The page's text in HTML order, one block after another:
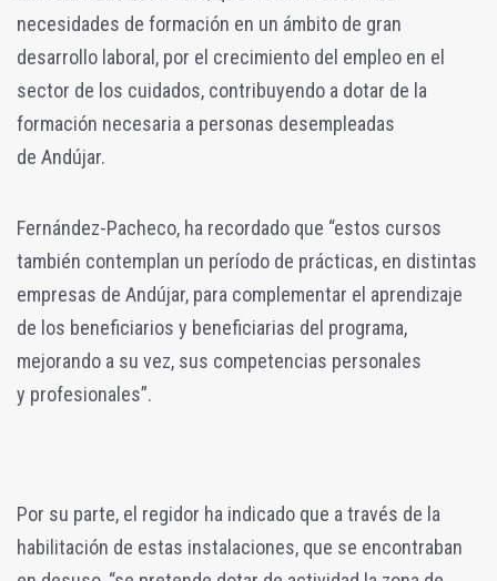
necesidades de formación en un ámbito de gran
desarrollo laboral, por el crecimiento del empleo en el
sector de los cuidados, contribuyendo a dotar de la
formación necesaria a personas desempleadas
de Andújar.
Fernández-Pacheco, ha recordado que “estos cursos
también contemplan un período de prácticas, en distintas
empresas de Andújar, para complementar el aprendizaje
de los beneficiarios y beneficiarias del programa,
mejorando a su vez, sus competencias personales
y profesionales”.
Por su parte, el regidor ha indicado que a través de la
habilitación de estas instalaciones, que se encontraban